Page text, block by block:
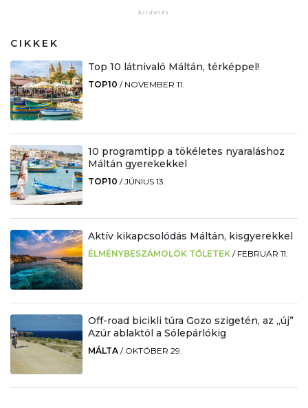
CIKKEK
Top 10 látnivaló Máltán, térképpel!
TOP10 / NOVEMBER 11.
10 programtipp a tökéletes nyaraláshoz
Máltán gyerekekkel
TOP10 /JÚNIUS 13.
Aktív kikapcsolódás Máltán, kisgyerekkel
ÉLMÉNYBESZÁMOLÓK TŐLETEK / FEBRUÁR 11.
Off-road bicikli túra Gozo szigetén, az „új”
Azúr ablaktól a Sólepárlókig
MÁLTA / OKTÓBER 29.